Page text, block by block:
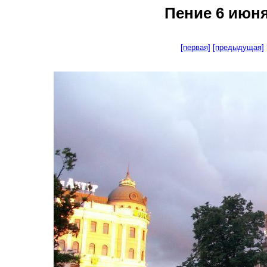
Пение 6
[первая] [предыдущая]